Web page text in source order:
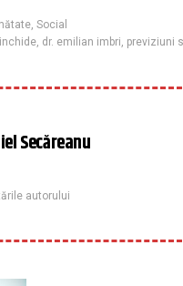
, Social
, dr. emilian imbri, previziuni
Secăreanu
autorului